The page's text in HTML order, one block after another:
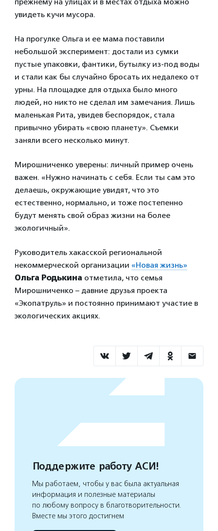
увидеть кучи мусора.
На прогулке Ольга и ее мама поставили
небольшой эксперимент: достали из сумки
пустые упаковки, фантики, бутылку из-под воды
и стали как бы случайно бросать их недалеко от
урны. На площадке для отдыха было много
людей, но никто не сделал им замечания. Лишь
маленькая Рита, увидев беспорядок, стала
привычно убирать «свою планету». Съемки
заняли всего несколько минут.
Мирошниченко уверены: личный пример очень
важен. «Нужно начинать с себя. Если ты сам это
делаешь, окружающие увидят, что это
естественно, нормально, и тоже постепенно
будут менять свой образ жизни на более
экологичный».
Руководитель хакасской региональной
некоммерческой организации «Новая жизнь»
Ольга Родькина отметила, что семья
Мирошниченко – давние друзья проекта
«Экопатруль» и постоянно принимают участие в
экологических акциях.
Поддержите работу АСИ!
Мы работаем, чтобы у вас была актуальная
информация и полезные материалы
по любому вопросу в благотворительности.
Вместе мы этого достигнем